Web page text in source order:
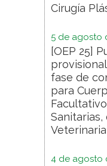
Cirugía
5 de agosto
[OEP 25]
fase de
para
Veterinaria
4 de agosto